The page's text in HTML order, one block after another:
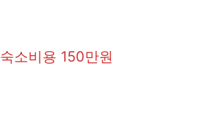
숙소비용 150만원